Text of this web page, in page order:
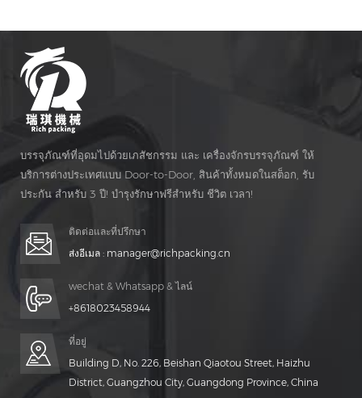
บรรจุภัณฑ์ที่อุดมไปด้วยเภสัชกรรม และ เครื่องจักรบรรจุภัณฑ์ ให้
บริการต่างประเทศแบบ Door-to-Door, สินค้าทั้งหมดในสต็อก, รับ
ประกัน สำหรับ 3 ปี! บำรุงรักษาฟรีสำหรับ ชีวิต เวลา!
ติดต่อและที่ปรึกษา
ส่งอีเมล : manager@richpacking.cn
wechat & Whatsapp & ไลน์
+8618023458944
ที่อยู่
Building D, No. 226, Beishan Qiaotou Street, Haizhu
District, Guangzhou City, Guangdong Province, China